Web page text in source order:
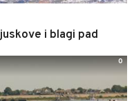
i blagi pad
0